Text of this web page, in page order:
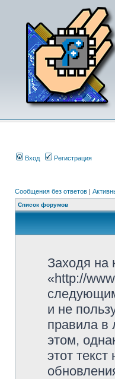
Вход Регистрация
Сообщения без ответов |
Список форумов
Заходя
«http://
и не
правила в
этом,
этот